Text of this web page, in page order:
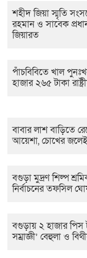
শহীদ জিয়া স্মৃতি
রহমান ও সাবেক
জিয়ারত
পাঁচবিবিতে খাল
হাজার ২৬৫ টাকা
বাবার লাশ বাড়িতে
আয়েশা, চোখের জলেই
বগুড়া মুদ্রণ শিল্প
নির্বাচনের তফসিল
বগুড়ায় ২ হাজার পিস
সম্রাজ্ঞী’ বেহুলা ও